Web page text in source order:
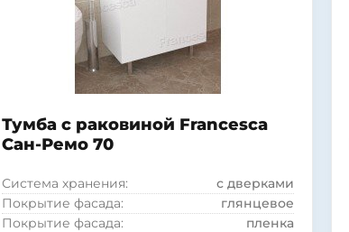
Материал раковины:
Тумба с раковиной Francesca
Сан-Ремо 70
Система хранения:
с дверками
Покрытие фасада:
глянцевое
Покрытие фасада:
пленка